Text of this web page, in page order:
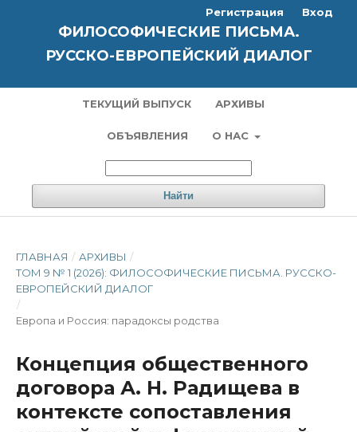
ФИЛОСОФИЧЕСКИЕ ПИСЬМА.
РУССКО-ЕВРОПЕЙСКИЙ ДИАЛОГ
ТЕКУЩИЙ ВЫПУСК АРХИВЫ
ОБЪЯВЛЕНИЯ О НАС
Найти
Регистрация Вход
ГЛАВНАЯ / АРХИВЫ /
ТОМ 9 № 1 (2026): ФИЛОСОФИЧЕСКИЕ ПИСЬМА. РУССКО-
ЕВРОПЕЙСКИЙ ДИАЛОГ
/
Европа и Россия: парадоксы родства
Концепция общественного
договора А. Н. Радищева в
контексте сопоставления